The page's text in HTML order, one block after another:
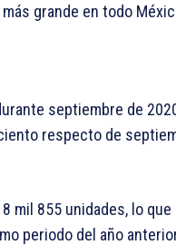
grande en todo
septiembre de
respecto de
mil 855 unidades, lo que
periodo del año